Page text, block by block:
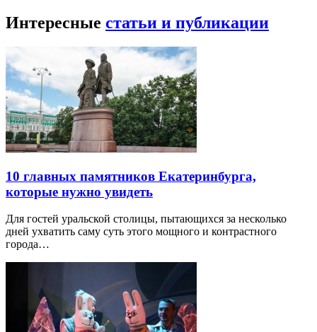
Интересные статьи и публикации
10 главных памятников Екатеринбурга,
которые нужно увидеть
Для гостей уральской столицы, пытающихся за несколько
дней ухватить саму суть этого мощного и контрастного
города…